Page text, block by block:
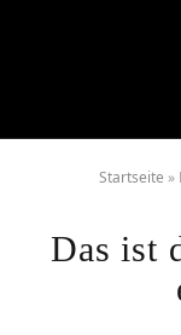
Startseite »
Das ist